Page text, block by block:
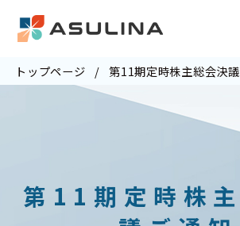
トップページ 第11期定時株主総会決
第11期定時株